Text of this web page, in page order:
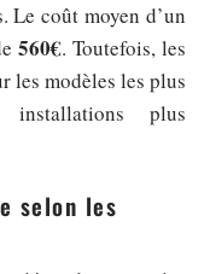
coût moyen d’un
560€. Toutefois, les
les modèles les plus
plus
selon les